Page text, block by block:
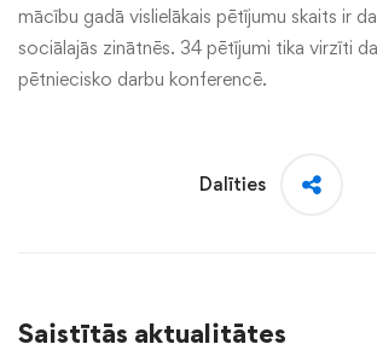
mācību gadā vislielākais pētījumu skaits ir
sociālajās zinātnēs. 34 pētījumi tika virzīti
pētniecisko darbu konferencē.
Dalīties
Saistītās aktualitātes